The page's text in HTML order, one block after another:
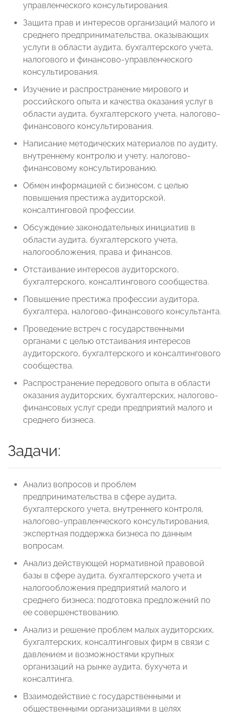
управленческого консультирования.
Защита прав и интересов организаций малого и
среднего предпринимательства, оказывающих
услуги в области аудита, бухгалтерского учета,
налогового и финансово-управленческого
консультирования.
Изучение и распространение мирового и
российского опыта и качества оказания услуг в
области аудита, бухгалтерского учета, налогово-
финансового консультирования.
Написание методических материалов по аудиту,
внутреннему контролю и учету, налогово-
финансовому консультированию.
Обмен информацией с бизнесом, с целью
повышения престижа аудиторской,
консалтинговой профессии.
Обсуждение законодательных инициатив в
области аудита, бухгалтерского учета,
налогообложения, права и финансов.
Отстаивание интересов аудиторского,
бухгалтерского, консалтингового сообщества.
Повышение престижа профессии аудитора,
бухгалтера, налогово-финансового консультанта.
Проведение встреч с государственными
органами с целью отстаивания интересов
аудиторского, бухгалтерского и консалтингового
сообщества.
Распространение передового опыта в области
оказания аудиторских, бухгалтерских, налогово-
финансовых услуг среди предприятий малого и
среднего бизнеса.
Задачи:
Анализ вопросов и проблем
предпринимательства в сфере аудита,
бухгалтерского учета, внутреннего контроля,
налогово-управленческого консультирования,
экспертная поддержка бизнеса по данным
вопросам.
Анализ действующей нормативной правовой
базы в сфере аудита, бухгалтерского учета и
налогообложения предприятий малого и
среднего бизнеса; подготовка предложений по
ее совершенствованию.
Анализ и решение проблем малых аудиторских,
бухгалтерских, консалтинговых фирм в связи с
давлением и возможностями крупных
организаций на рынке аудита, бухучета и
консалтинга.
Взаимодействие с государственными и
общественными организациями в целях